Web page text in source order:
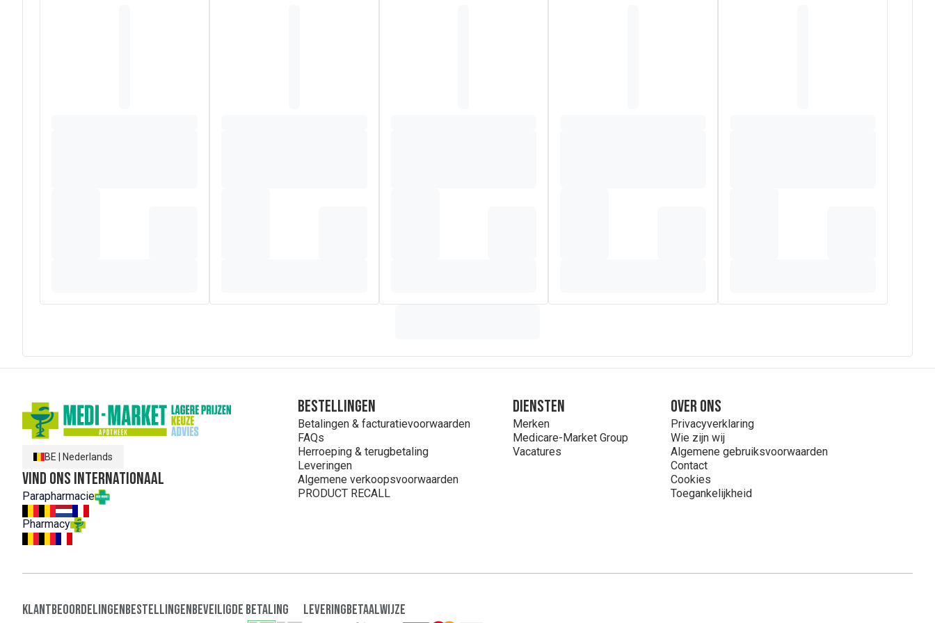
BE Nederlands
Vind ons internationaal
Parapharmacie
Pharmacy
Bestellingen
Betalingen & facturatievoorwaarden
FAQs
Herroeping & terugbetaling
Leveringen
Algemene verkoopsvoorwaarden
PRODUCT RECALL
Diensten
Merken
Medicare-Market Group
Vacatures
Over ons
Privacyverklaring
Wie zijn wij
Algemene gebruiksvoorwaarden
Contact
Cookies
Toegankelijkheid
KlantbeoordelingenBestellingenBeveiligde Betaling LeveringBetaalwijze